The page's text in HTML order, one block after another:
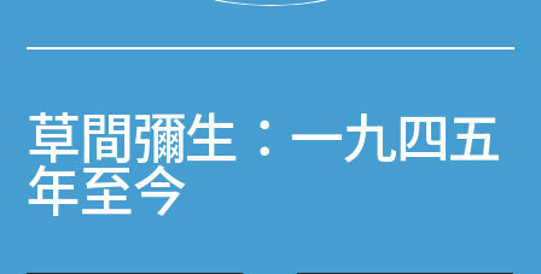
草間彌生：一九四五
年至今